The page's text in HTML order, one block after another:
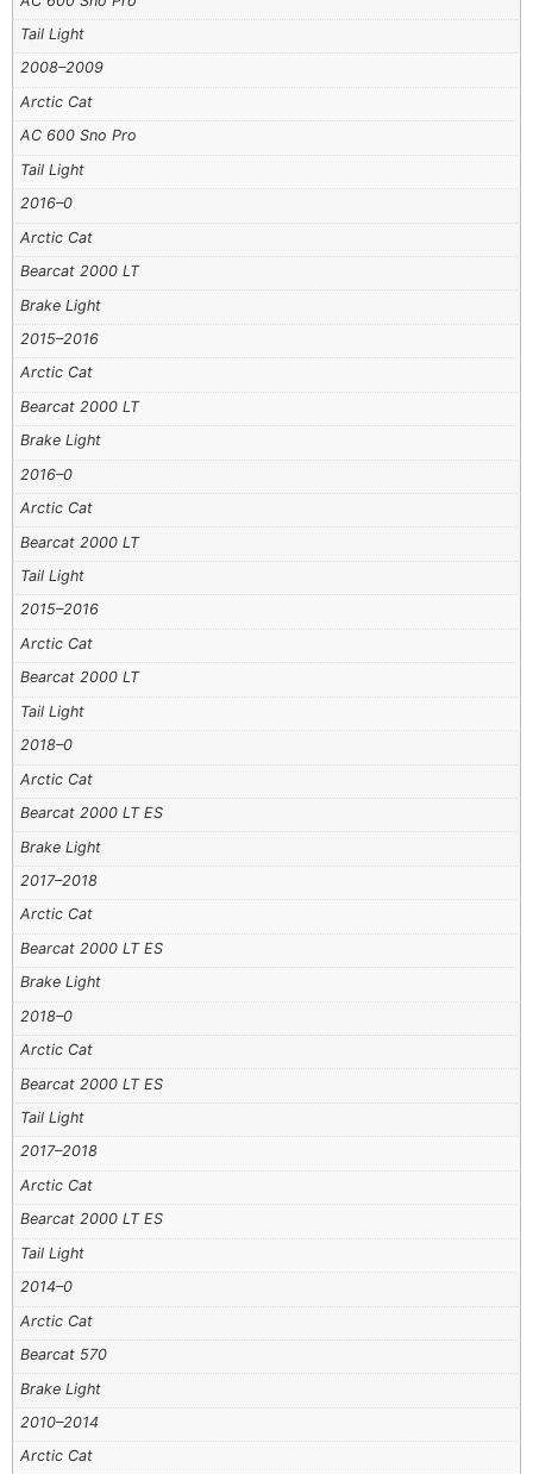
Tail Light
2008–2009
Arctic Cat
AC 600 Sno Pro
Tail Light
2016–0
Arctic Cat
Bearcat 2000 LT
Brake Light
2015–2016
Arctic Cat
Bearcat 2000 LT
Brake Light
2016–0
Arctic Cat
Bearcat 2000 LT
Tail Light
2015–2016
Arctic Cat
Bearcat 2000 LT
Tail Light
2018–0
Arctic Cat
Bearcat 2000 LT ES
Brake Light
2017–2018
Arctic Cat
Bearcat 2000 LT ES
Brake Light
2018–0
Arctic Cat
Bearcat 2000 LT ES
Tail Light
2017–2018
Arctic Cat
Bearcat 2000 LT ES
Tail Light
2014–0
Arctic Cat
Bearcat 570
Brake Light
2010–2014
Arctic Cat